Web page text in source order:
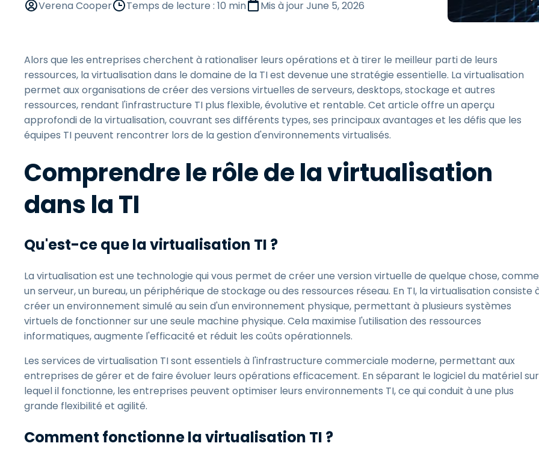
Assistance sur le terrain
Travail à distance avec
Wacom
Accès virtuel aux salles
informatiques
Sécurité des points
terminaux
Voir tous les besoins
Verena Cooper Temps de lecture : 10 min Mis à jourJune 5, 2026
Alors que les entreprises cherchent à rationaliser leurs opérations et à tirer le meilleur parti de leurs
ressources, la virtualisation dans le domaine de la TI est devenue une stratégie essentielle. La virtualisation
permet aux organisations de créer des versions virtuelles de serveurs, desktops, stockage et autres
ressources, rendant l'infrastructure TI plus flexible, évolutive et rentable. Cet article offre un aperçu
approfondi de la virtualisation, couvrant ses différents types, ses principaux avantages et les défis que les
équipes TI peuvent rencontrer lors de la gestion d'environnements virtualisés.
Comprendre le rôle de la virtualisation
dans la TI
Qu'est-ce que la virtualisation TI ?
La virtualisation est une technologie qui vous permet de créer une version virtuelle de quelque chose, comme
un serveur, un bureau, un périphérique de stockage ou des ressources réseau. En TI, la virtualisation consiste
créer un environnement simulé au sein d'un environnement physique, permettant à plusieurs systèmes
virtuels de fonctionner sur une seule machine physique. Cela maximise l'utilisation des ressources
informatiques, augmente l'efficacité et réduit les coûts opérationnels.
Les services de virtualisation TI sont essentiels à l'infrastructure commerciale moderne, permettant aux
entreprises de gérer et de faire évoluer leurs opérations efficacement. En séparant le logiciel du matériel sur
lequel il fonctionne, les entreprises peuvent optimiser leurs environnements TI, ce qui conduit à une plus
grande flexibilité et agilité.
Comment fonctionne la virtualisation TI ?